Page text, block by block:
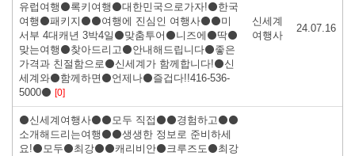
유럽여행⚫록키여행⚫대한민국으로가자!⚫한국
여행⚫패키지⚫⚫여행에 진심인 여행사⚫⚫미
서부 4대캐년 3박4일⚫맞춤투어⚫니즈에⚫딱⚫
맞는여행⚫찾아드리고⚫안내해드립니다⚫좋은
가격과 친절함으로⚫신세계가 함께합니다!⚫신
세계와⚫함께하면⚫언제나⚫즐겁다!!416-536-
5000⚫ [0]
신세계
여행사
24.07.16
⚫신세계여행사⚫⚫모두 직접⚫⚫경험하고⚫⚫
소개해드리는여행⚫⚫생생한 정보로 준비하세
요!⚫모두⚫최강⚫⚫캐리비안⚫크루즈도⚫최강